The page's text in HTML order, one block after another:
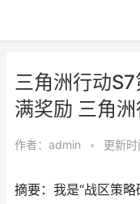
三角洲行动
满奖励 三角
作者： admin • 更新
摘要：我是“战区策